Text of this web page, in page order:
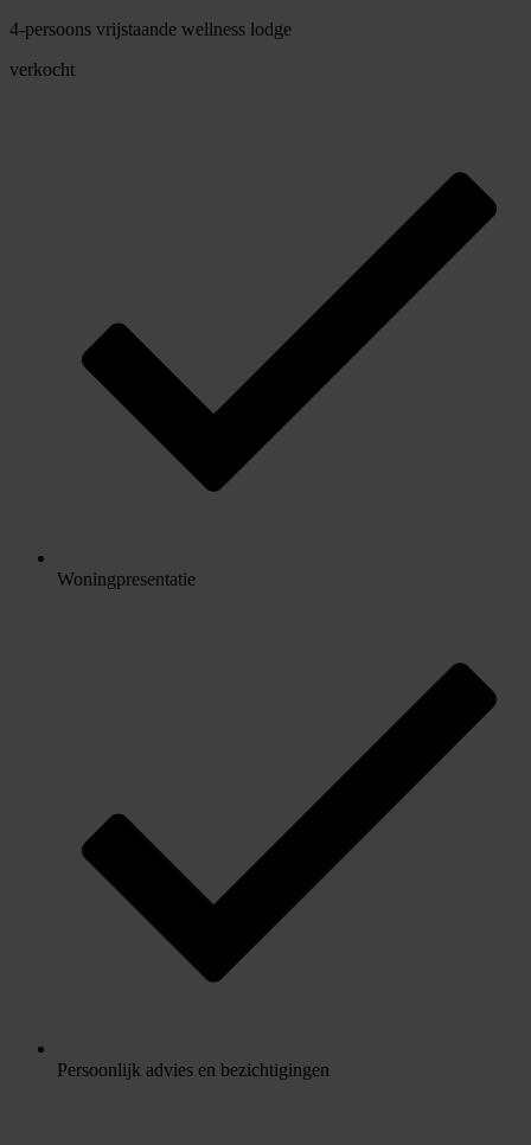
4-persoons vrijstaande wellness lodge
verkocht
Woningpresentatie
Persoonlijk advies en bezichtigingen